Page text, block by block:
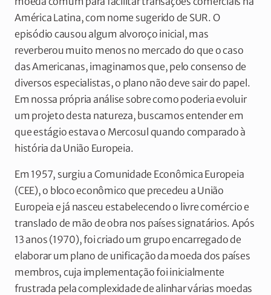
América Latina, com nome sugerido de SUR. O
episódio causou algum alvoroço inicial, mas
reverberou muito menos no mercado do que o caso
das Americanas, imaginamos que, pelo consenso de
diversos especialistas, o plano não deve sair do papel.
Em nossa própria análise sobre como poderia evoluir
um projeto desta natureza, buscamos entender em
que estágio estava o Mercosul quando comparado à
história da União Europeia.
Em 1957, surgiu a Comunidade Econômica Europeia
(CEE), o bloco econômico que precedeu a União
Europeia e já nasceu estabelecendo o livre comércio e
translado de mão de obra nos países signatários. Após
13 anos (1970), foi criado um grupo encarregado de
elaborar um plano de unificação da moeda dos países
membros, cuja implementação foi inicialmente
frustrada pela complexidade de alinhar várias moedas